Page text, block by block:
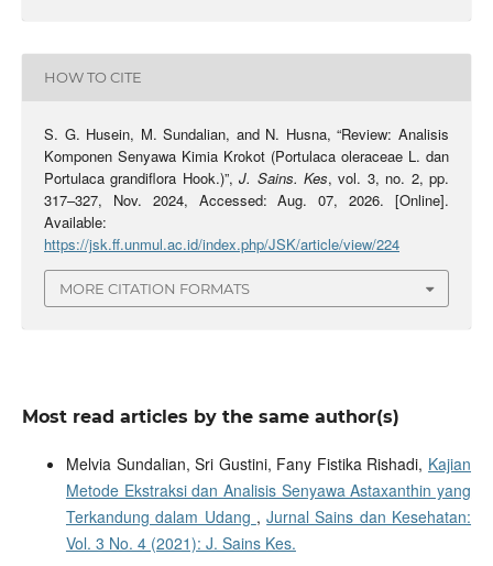
HOW TO CITE
S. G. Husein, M. Sundalian, and N. Husna, “Review: Analisis
Komponen Senyawa Kimia Krokot (Portulaca oleraceae L. dan
Portulaca grandiflora Hook.)”,J. Sains. Kes, vol. 3, no. 2, pp.
317–327, Nov. 2024, Accessed: Aug. 07, 2026. [Online].
Available:
https://jsk.ff.unmul.ac.id/index.php/JSK/article/view/224
MORE CITATION FORMATS
Most read articles by the same author(s)
Melvia Sundalian, Sri Gustini, Fany Fistika Rishadi, Kajian
Metode Ekstraksi dan Analisis Senyawa Astaxanthin yang
Terkandung dalam Udang ,Jurnal Sains dan Kesehatan:
Vol. 3 No. 4 (2021): J. Sains Kes.